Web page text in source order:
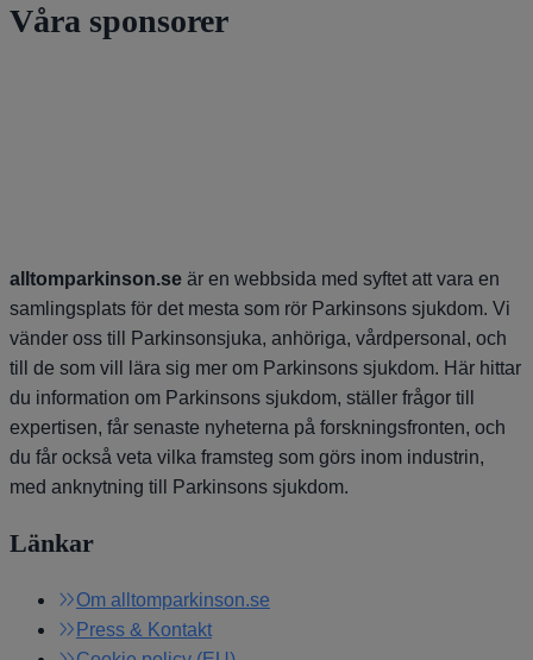
Våra sponsorer
alltomparkinson.se är en webbsida med syftet att vara en
samlingsplats för det mesta som rör Parkinsons sjukdom. Vi
vänder oss till Parkinsonsjuka, anhöriga, vårdpersonal, och
till de som vill lära sig mer om Parkinsons sjukdom. Här hittar
du information om Parkinsons sjukdom, ställer frågor till
expertisen, får senaste nyheterna på forskningsfronten, och
du får också veta vilka framsteg som görs inom industrin,
med anknytning till Parkinsons sjukdom.
Länkar
Om alltomparkinson.se
Press & Kontakt